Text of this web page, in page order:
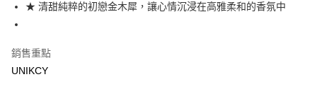
每筆NT$70，滿NT$499(含以上)免運費
★ 清甜純粹的初戀金木犀，讓心情沉浸在高雅柔和的香氛中
銷售重點
UNIKCY